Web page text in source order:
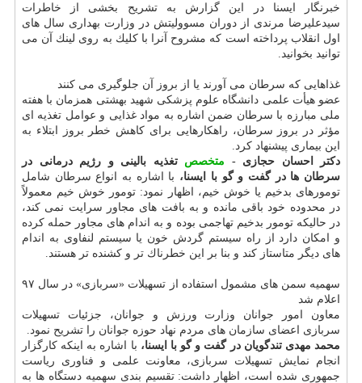
خبرنگار ایسنا در این گزارش به تشریح بخشی از خاطرات
سیدعلیرضا مرندی از دوران مسوولیتش در وزارت بهداری سال های
اول انقلاب پرداخته است كه مشروح آنرا با كلیك به روی لینك آن می
توانید بخوانید.
غذاهایی كه سرطان می آورند یا از بروز آن جلوگیری می كنند
عضو هیأت علمی دانشگاه علوم پزشكی شهید بهشتی همزمان با هفته
ملی مبارزه با سرطان ضمن اشاره به مواد غذایی و عوامل تغذیه ای
مؤثر در بروز سرطان، راهكارهایی برای كاهش خطر بروز ابتلاء به
این بیماری پیشنهاد كرد.
دكتر احسان حجازی - متخصص تغذیه بالینی و رژیم درمانی در
سرطان ها در گفت و گو با ایسنا، با اشاره به انواع سرطان شامل
تومورهای بدخیم یا خوش خیم، اظهار نمود: تومور خوش خیم معمولاً
در محدوده خود باقی مانده و به بافت های مجاور سرایت نمی كند،
در حالیكه تومور بدخیم تهاجمی بوده و به اندام های مجاور حمله كرده
و امكان دارد از راه سیستم گردش خون یا سیستم لنفاوی به اندام
های دیگر متاستاز كند و بنا بر این خطرناك تر و كشنده تر هستند.
سهمیه سمن های مشمول استفاده از تسهیلات «سربازی» در سال ۹۷
اعلام شد
معاون امور جوانان وزارت ورزش و جوانان، جزئیات تسهیلات
سربازی اعضای سازمان های مردم نهاد حوزه جوانان را تشریح نمود.
محمد مهدی تندگویان در گفت و گو با ایسنا، با اشاره به اینكه كارگزار
انجام نمایش تسهیلات سربازی، معاونت علمی و فناوری ریاست
جمهوری شده است، اظهار داشت: تقسیم بندی سهمیه دستگاه ها به